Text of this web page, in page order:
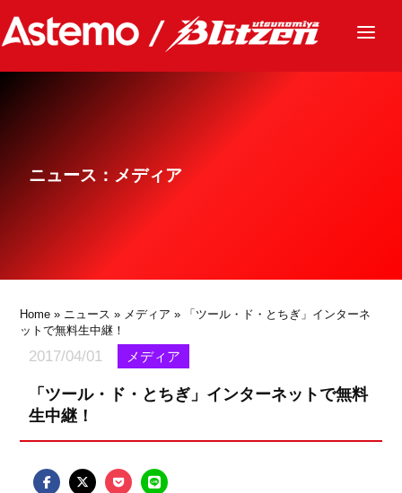
ニュース
グッズ
ニュース：メディア
Home » ニュース » メディア » 「ツール・ド・とちぎ」インターネ
ットで無料生中継！
2017/04/01 メディア
「ツール・ド・とちぎ」インターネットで無料
生中継！